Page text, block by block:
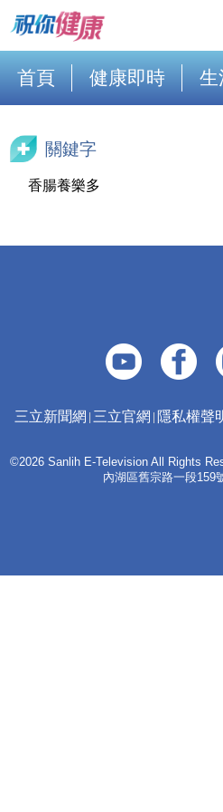
首頁 健康即時 生
關鍵字
香腸養樂多
三立新聞網 三立官網 隱私權聲
©2026 Sanlih E-Television All Rights
內湖區舊宗路一段159